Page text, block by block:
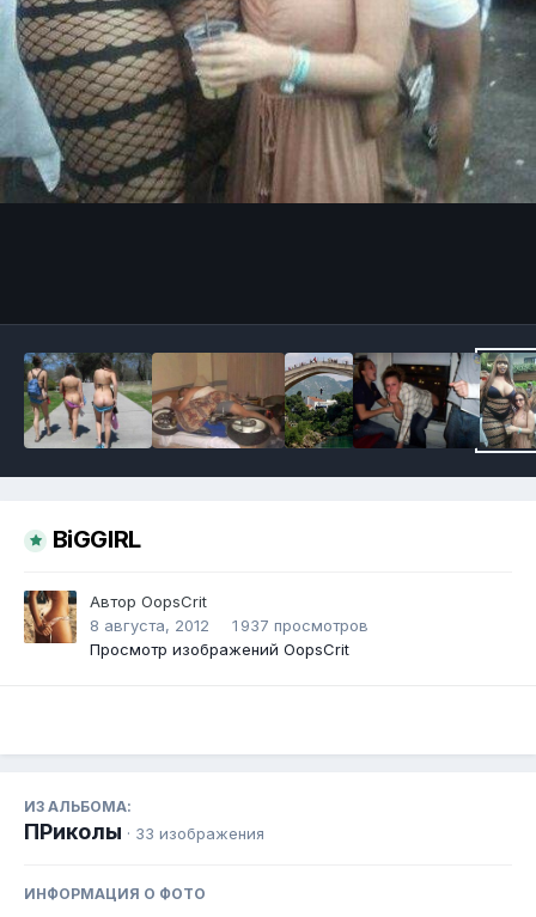
BiGGIRL
Автор OopsCrit
8 августа, 2012
1 937 просмотров
Просмотр изображений OopsCrit
ИЗ АЛЬБОМА:
ПРиколы · 33 изображения
ИНФОРМАЦИЯ О ФОТО